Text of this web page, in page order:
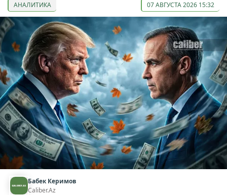
АНАЛИТИКА 07 АВГУСТА 2026 15:32
Бабек Керимов
Caliber.Az